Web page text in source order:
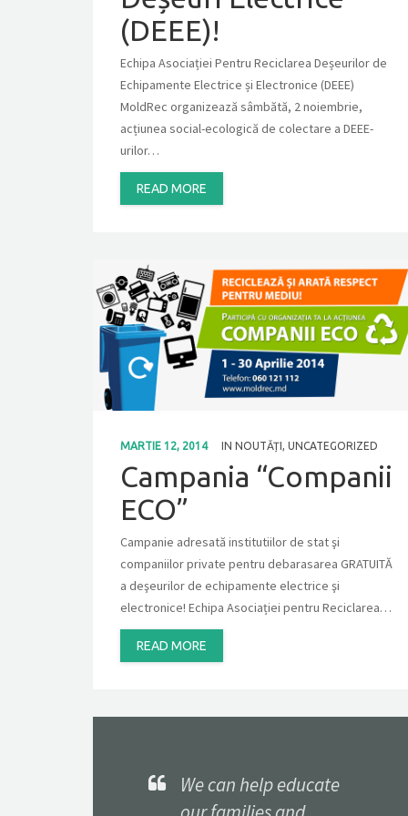
(DEEE)!
Echipa Asociației Pentru Reciclarea Deșeurilor de
Echipamente Electrice și Electronice (DEEE)
MoldRec organizează sâmbătă, 2 noiembrie,
acțiunea social-ecologică de colectare a DEEE-
urilor…
READ MORE
MARTIE 12, 2014 IN NOUTĂȚI, UNCATEGORIZED
Campania “Companii
ECO”
Campanie adresată institutiilor de stat şi
companiilor private pentru debarasarea GRATUITĂ
a deşeurilor de echipamente electrice şi
electronice! Echipa Asociației pentru Reciclarea…
READ MORE
We can help educate